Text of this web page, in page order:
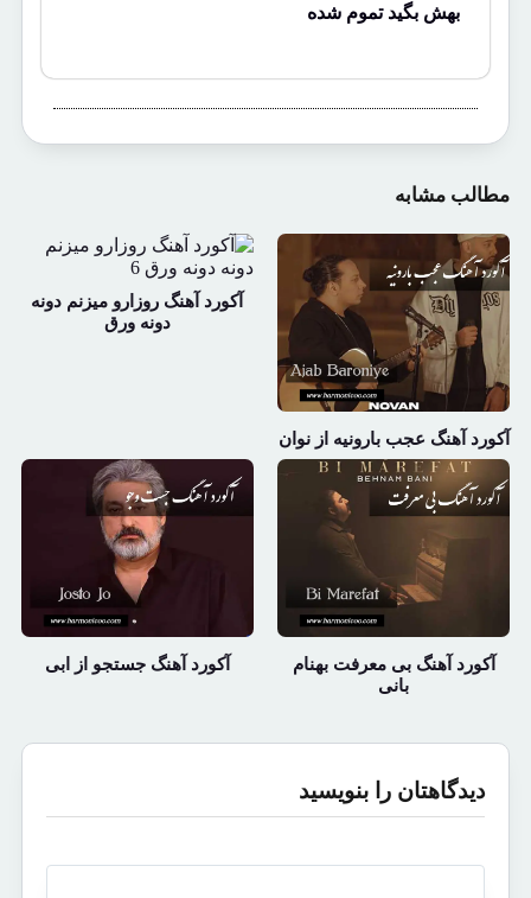
بهش بگید تموم شده
مطالب مشابه
آکورد آهنگ عجب بارونیه از نوان
آکورد آهنگ روزارو میزنم دونه
دونه ورق
آکورد آهنگ بی معرفت بهنام
بانی
آکورد آهنگ جستجو از ابی
دیدگاهتان را بنویسید